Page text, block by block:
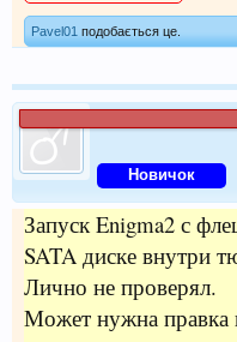
Pavel01 подобається це.
Новичок
Запуск Enigma2 с
SATA диске внутри
Лично не проверял.
Может нужна правка